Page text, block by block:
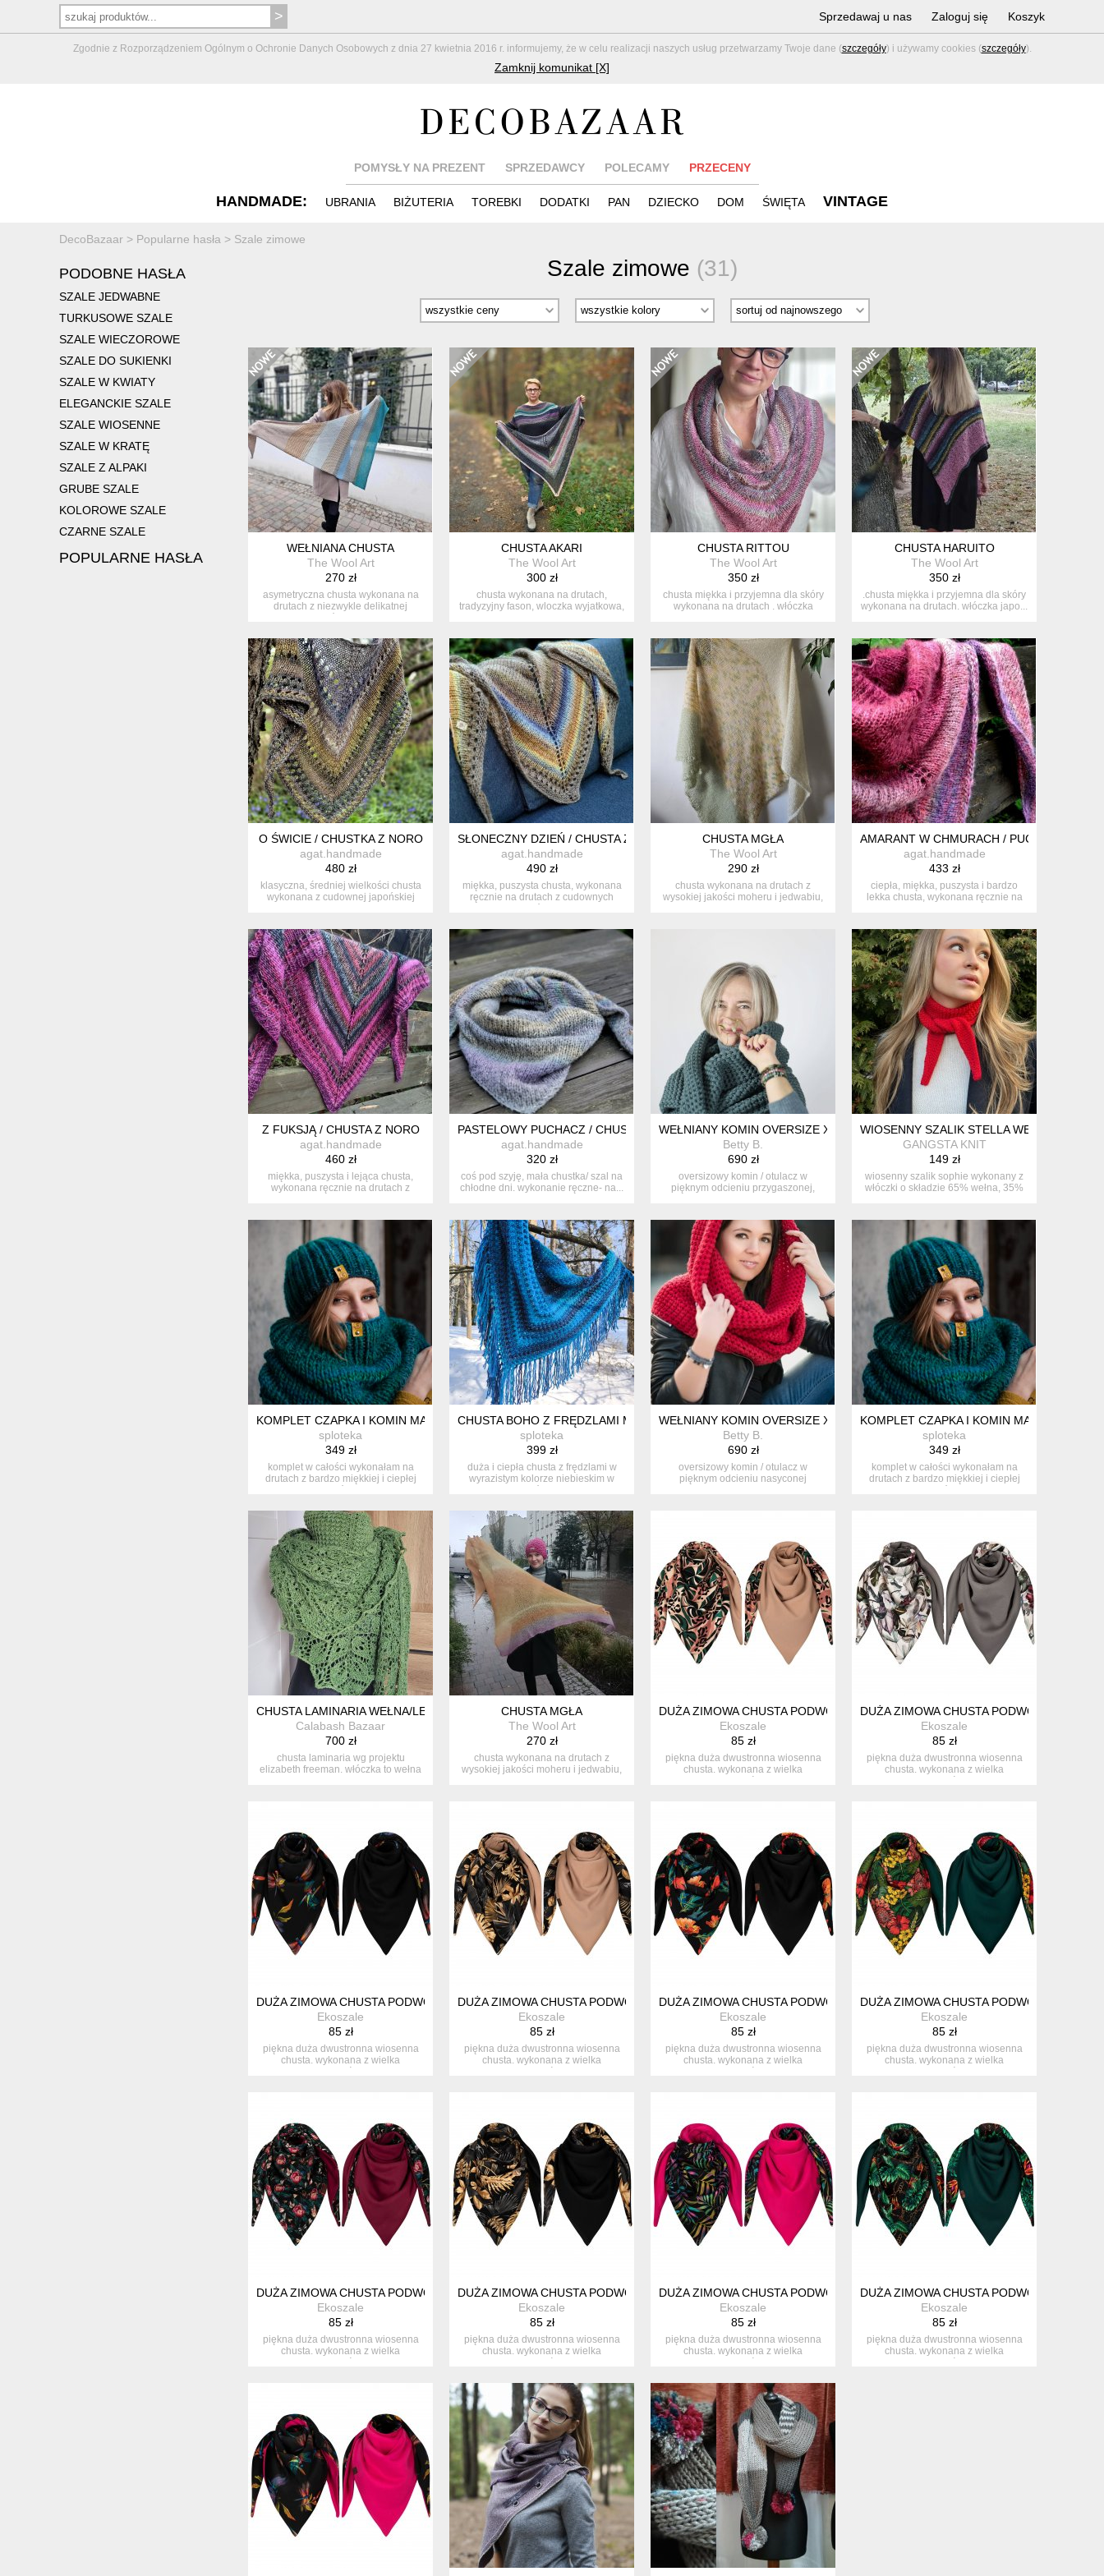
Zgodnie z Rozporządzeniem Ogólnym o Ochronie Danych Osobowych z dnia 27 kwietnia 2016 r. informujemy, że w celu realizacji naszych usług przetwarzamy Twoje dane (szczegóły) i używamy cookies (szczegóły).
Zamknij komunikat [X]
Sprzedawaj u nas Zaloguj się Koszyk
POMYSŁY NA PREZENT SPRZEDAWCY POLECAMY PRZECENY
HANDMADE: UBRANIA BIŻUTERIA TOREBKI DODATKI PAN DZIECKO DOM ŚWIĘTA VINTAGE
DecoBazaar > Popularne hasła > Szale zimowe
PODOBNE HASŁA
SZALE JEDWABNE
TURKUSOWE SZALE
SZALE WIECZOROWE
SZALE DO SUKIENKI
SZALE W KWIATY
ELEGANCKIE SZALE
SZALE WIOSENNE
SZALE W KRATĘ
SZALE Z ALPAKI
GRUBE SZALE
KOLOROWE SZALE
CZARNE SZALE
POPULARNE HASŁA
Szale zimowe (31)
WEŁNIANA CHUSTA
The Wool Art
270 zł
asymetryczna chusta wykonana na
drutach z niezwykle delikatnej
włóczki...
CHUSTA AKARI
The Wool Art
300 zł
chusta wykonana na drutach,
tradyzyjny fason, wloczka wyjatkowa,
CHUSTA RITTOU
The Wool Art
350 zł
chusta miękka i przyjemna dla skóry
wykonana na drutach . włóczka
CHUSTA HARUITO
The Wool Art
350 zł
.chusta miękka i przyjemna dla skóry
wykonana na drutach. włóczka japo...
O ŚWICIE / CHUSTKA Z NORO
agat.handmade
480 zł
klasyczna, średniej wielkości chusta
wykonana z cudownej japońskiej
SŁONECZNY DZIEŃ / CHUSTA Z NORO
agat.handmade
490 zł
miękka, puszysta chusta, wykonana
ręcznie na drutach z cudownych
włócz...
CHUSTA MGŁA
The Wool Art
290 zł
chusta wykonana na drutach z
wysokiej jakości moheru i jedwabiu,
AMARANT W CHMURACH / PUCHATA
agat.handmade
433 zł
ciepła, miękka, puszysta i bardzo
lekka chusta, wykonana ręcznie na
Z FUKSJĄ / CHUSTA Z NORO
agat.handmade
460 zł
miękka, puszysta i lejąca chusta,
wykonana ręcznie na drutach z
PASTELOWY PUCHACZ / CHUSTKA
agat.handmade
320 zł
coś pod szyję, mała chustka/ szal na
chłodne dni. wykonanie ręczne- na...
WEŁNIANY KOMIN OVERSIZE XXL ZGASZONA ZIELEŃ
Betty B.
690 zł
oversizowy komin / otulacz w
pięknym odcieniu przygaszonej,
WIOSENNY SZALIK STELLA WEŁNA ALPAKA
GANGSTA KNIT
149 zł
wiosenny szalik sophie wykonany z
włóczki o składzie 65% wełna, 35%
KOMPLET CZAPKA I KOMIN MAXCOLOR "MORSKA TOŃ"
sploteka
349 zł
komplet w całości wykonałam na
drutach z bardzo miękkiej i ciepłej
włó...
CHUSTA BOHO Z FRĘDZLAMI MAXCOLOR NIEBIESKA
sploteka
399 zł
duża i ciepła chusta z frędzlami w
wyrazistym kolorze niebieskim w
róż...
WEŁNIANY KOMIN OVERSIZE XXL RED MONSTER
Betty B.
690 zł
oversizowy komin / otulacz w
pięknym odcieniu nasyconej
KOMPLET CZAPKA I KOMIN MAXCOLOR
sploteka
349 zł
komplet w całości wykonałam na
drutach z bardzo miękkiej i ciepłej
włó...
CHUSTA LAMINARIA WEŁNA/LEN
Calabash Bazaar
700 zł
chusta laminaria wg projektu
elizabeth freeman. włóczka to wełna
CHUSTA MGŁA
The Wool Art
270 zł
chusta wykonana na drutach z
wysokiej jakości moheru i jedwabiu,
DUŻA ZIMOWA CHUSTA PODWÓJNA Z BAWEŁNY
Ekoszale
85 zł
piękna duża dwustronna wiosenna
chusta. wykonana z wielka
starannością...
DUŻA ZIMOWA CHUSTA PODWÓJNA Z
Ekoszale
85 zł
piękna duża dwustronna wiosenna
chusta. wykonana z wielka
starannością...
DUŻA ZIMOWA CHUSTA PODWÓJNA Z BAWEŁNY
Ekoszale
85 zł
piękna duża dwustronna wiosenna
chusta. wykonana z wielka
starannością...
DUŻA ZIMOWA CHUSTA PODWÓJNA Z BAWEŁNY
Ekoszale
85 zł
piękna duża dwustronna wiosenna
chusta. wykonana z wielka
starannością...
DUŻA ZIMOWA CHUSTA PODWÓJNA Z BAWEŁNY
Ekoszale
85 zł
piękna duża dwustronna wiosenna
chusta. wykonana z wielka
starannością...
DUŻA ZIMOWA CHUSTA PODWÓJNA Z
Ekoszale
85 zł
piękna duża dwustronna wiosenna
chusta. wykonana z wielka
starannością...
DUŻA ZIMOWA CHUSTA PODWÓJNA Z BAWEŁNY
Ekoszale
85 zł
piękna duża dwustronna wiosenna
chusta. wykonana z wielka
starannością...
DUŻA ZIMOWA CHUSTA PODWÓJNA Z BAWEŁNY
Ekoszale
85 zł
piękna duża dwustronna wiosenna
chusta. wykonana z wielka
starannością...
DUŻA ZIMOWA CHUSTA PODWÓJNA Z BAWEŁNY
Ekoszale
85 zł
piękna duża dwustronna wiosenna
chusta. wykonana z wielka
starannością...
DUŻA ZIMOWA CHUSTA PODWÓJNA Z
Ekoszale
85 zł
piękna duża dwustronna wiosenna
chusta. wykonana z wielka
starannością...